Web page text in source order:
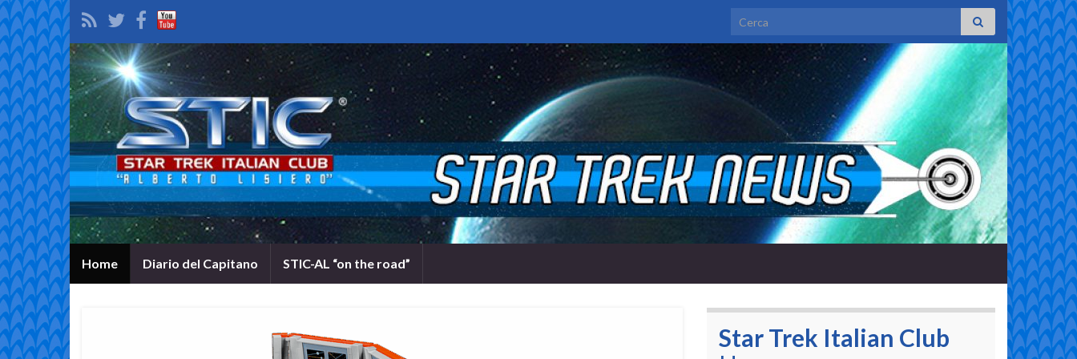
Search for:
Home Diario del Capitano STIC-AL “on the road”
Star Trek Italian Club